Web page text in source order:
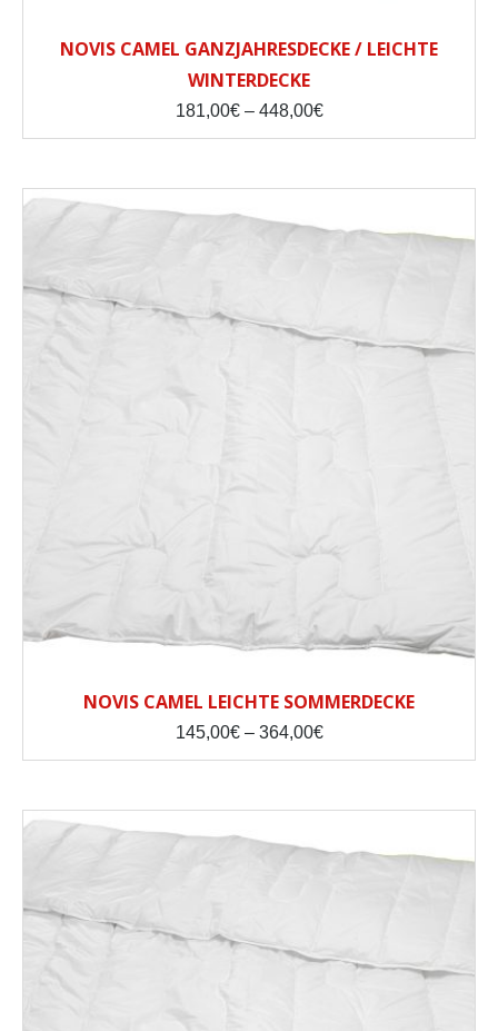
NOVIS CAMEL GANZJAHRESDECKE / LEICHTE
WINTERDECKE
181,00€ – 448,00€Price
448,00€
NOVIS CAMEL LEICHTE SOMMERDECKE
145,00€ – 364,00€Price
364,00€